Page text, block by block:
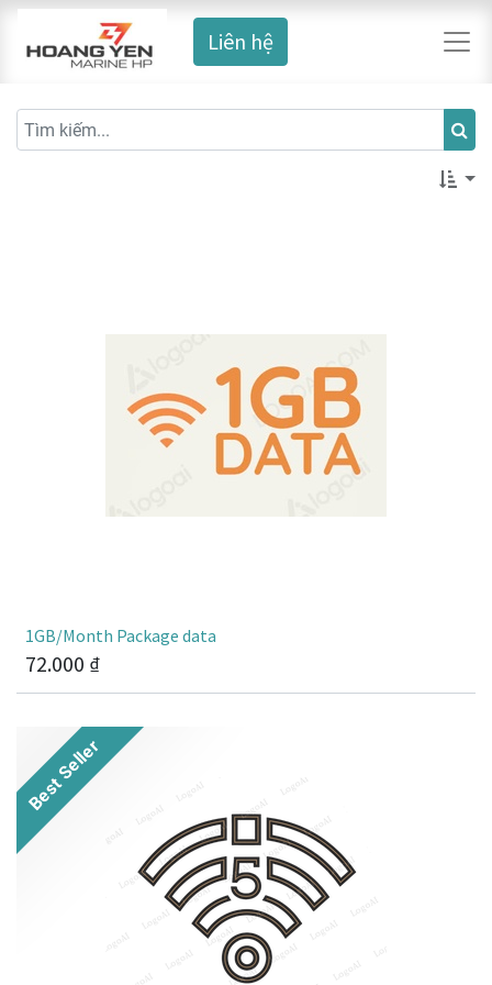
Liên hệ
1GB/Month Package data
72.000 ₫
Best Seller